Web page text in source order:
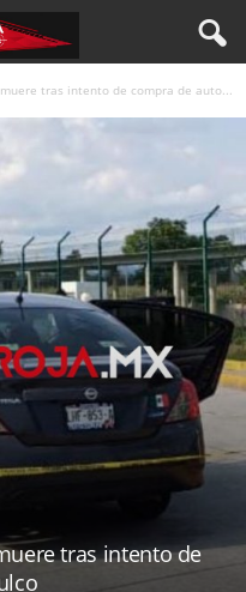
tras intento de compra de auto...
tras intento de